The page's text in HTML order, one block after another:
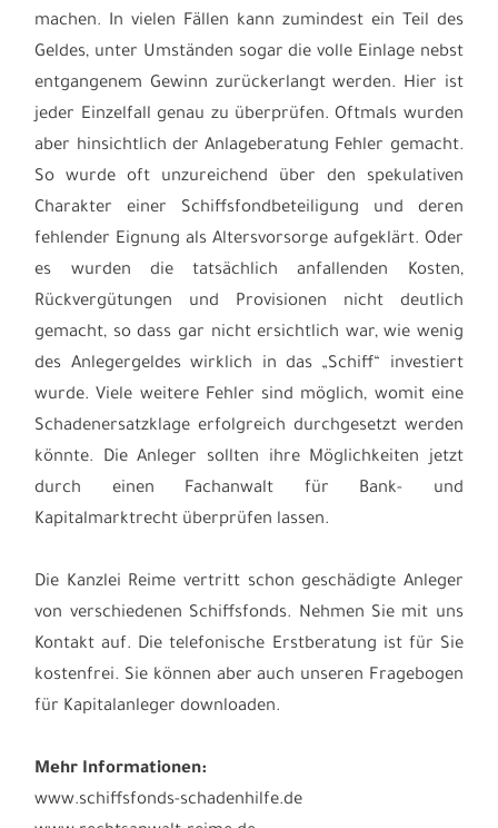
machen. In vielen Fällen kann zumindest ein Teil des
Geldes, unter Umständen sogar die volle Einlage nebst
entgangenem Gewinn zurückerlangt werden. Hier ist
jeder Einzelfall genau zu überprüfen. Oftmals wurden
aber hinsichtlich der Anlageberatung Fehler gemacht.
So wurde oft unzureichend über den spekulativen
Charakter einer Schiffsfondbeteiligung und deren
fehlender Eignung als Altersvorsorge aufgeklärt. Oder
es wurden die tatsächlich anfallenden Kosten,
Rückvergütungen und Provisionen nicht deutlich
gemacht, so dass gar nicht ersichtlich war, wie wenig
des Anlegergeldes wirklich in das „Schiff“ investiert
wurde. Viele weitere Fehler sind möglich, womit eine
Schadenersatzklage erfolgreich durchgesetzt werden
könnte. Die Anleger sollten ihre Möglichkeiten jetzt
durch einen Fachanwalt für Bank- und
Kapitalmarktrecht überprüfen lassen.
Die Kanzlei Reime vertritt schon geschädigte Anleger
von verschiedenen Schiffsfonds. Nehmen Sie mit uns
Kontakt auf. Die telefonische Erstberatung ist für Sie
kostenfrei. Sie können aber auch unseren Fragebogen
für Kapitalanleger downloaden.
Mehr Informationen:
www.schiffsfonds-schadenhilfe.de